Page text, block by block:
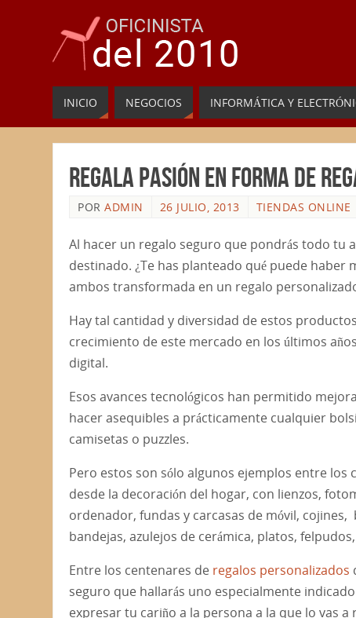
INICIO NEGOCIOS INFORMÁTICA Y
Regala pasión en forma de
POR ADMIN 26 JULIO, 2013 TIENDAS ONLINE
Al hacer un regalo seguro que pondrás todo tu
destinado. ¿Te has planteado qué puede
ambos transformada en un regalo
Hay tal cantidad y diversidad de estos
crecimiento de este mercado en los últimos
digital.
Esos avances tecnológicos han permitido
hacer asequibles a prácticamente cualquier
camisetas o puzzles.
Pero estos son sólo algunos ejemplos entre
desde la decoración del hogar, con lienzos,
ordenador, fundas y carcasas de móvil,
bandejas, azulejos de cerámica, platos,
Entre los centenares de regalos personalizados
seguro que hallarás uno especialmente
expresar tu cariño a la persona a la que lo vas a